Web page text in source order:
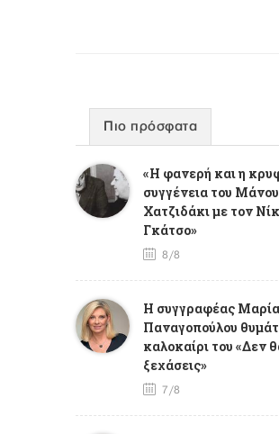
Πιο πρόσφατα
«Η φανερή και η
συγγένεια του Μάνου
Χατζιδάκι με τον
Γκάτσο»
8/8
Η συγγραφέας Μαρία
Παναγοπούλου
καλοκαίρι του «Δεν
ξεχάσεις»
7/8